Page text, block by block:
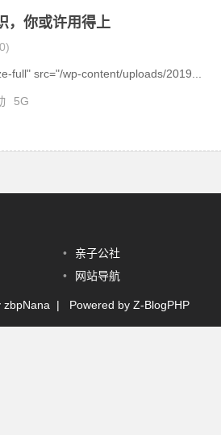
，你或许用得上
full" src="/wp-content/uploads/2019...
5G
•
亲子公社
• 网站导航
| Powered by Z-BlogPHP